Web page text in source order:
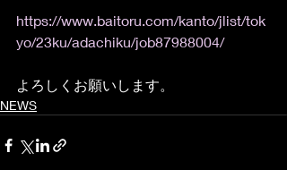
https://www.baitoru.com/kanto/jlist/tok
yo/23ku/adachiku/job87988004/
よろしくお願いします。
NEWS